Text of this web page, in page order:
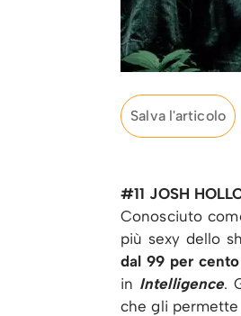
Salva l'articolo
#11 JOSH
Conosciuto
più sexy dello
dal 99 per
in Intelligence.
che gli